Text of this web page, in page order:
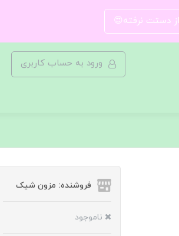
از دستت نرفته😍
ورود به حساب کاربری
فروشنده: مزون شیک
ناموجود